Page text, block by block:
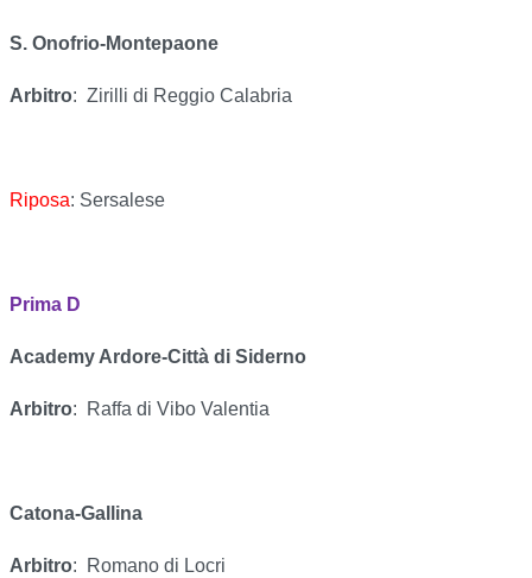
S. Onofrio-Montepaone
Arbitro: Zirilli di Reggio Calabria
Riposa: Sersalese
Prima D
Academy Ardore-Città di Siderno
Arbitro: Raffa di Vibo Valentia
Catona-Gallina
Arbitro: Romano di Locri